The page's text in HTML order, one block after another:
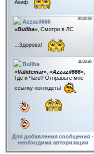
Для добавления сообщения -
необходима авторизация